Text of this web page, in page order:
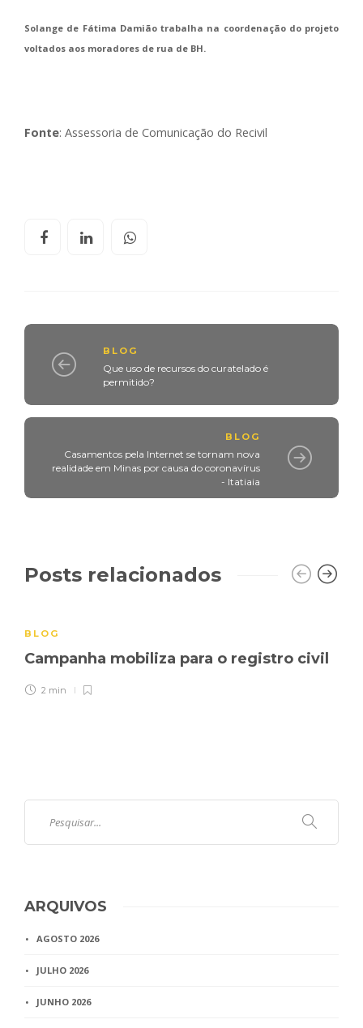
Solange de Fátima Damião trabalha na coordenação do projeto
voltados aos moradores de rua de BH.
Fonte: Assessoria de Comunicação do Recivil
BLOG
Que uso de recursos do curatelado é
permitido?
BLOG
Casamentos pela Internet se tornam nova
realidade em Minas por causa do coronavírus
- Itatiaia
Posts relacionados
BLOG
Campanha mobiliza para o registro civil
2 min
ARQUIVOS
AGOSTO 2026
JULHO 2026
JUNHO 2026